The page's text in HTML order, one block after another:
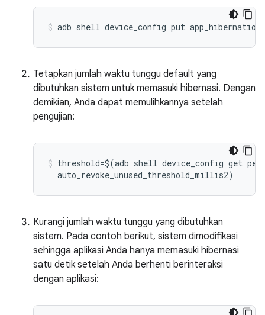
Tetapkan jumlah waktu tunggu default yang
dibutuhkan sistem untuk memasuki hibernasi. Dengan
demikian, Anda dapat memulihkannya setelah
pengujian:
threshold=$(adb shell device_config get
Kurangi jumlah waktu tunggu yang dibutuhkan
sistem. Pada contoh berikut, sistem dimodifikasi
sehingga aplikasi Anda hanya memasuki hibernasi
satu detik setelah Anda berhenti berinteraksi
dengan aplikasi: